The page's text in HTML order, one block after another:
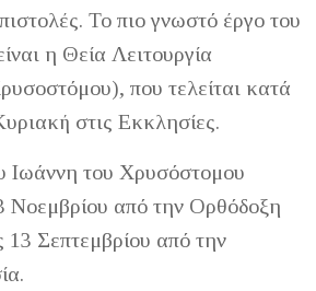
Το πιο γνωστό έργο του
η Θεία Λειτουργία
που τελείται κατά
στις Εκκλησίες.
Ιωάννη του Χρυσόστομου
Νοεμβρίου από την Ορθόδοξη
13 Σεπτεμβρίου από την